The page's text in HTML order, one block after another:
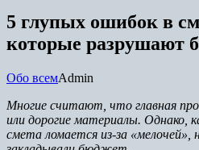
5 глупых ошибок в
которые разрушают
Обо всемAdmin
Многие считают, что главная
или дорогие материалы. Однако,
смета ломается из-за «мелочей»,